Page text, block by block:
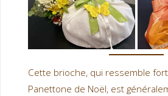
Cette brioche, qui ressemble
Panettone de Noël, est